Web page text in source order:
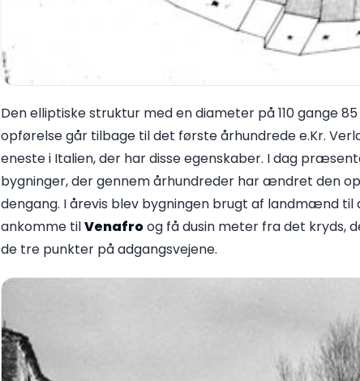
Den elliptiske struktur med en diameter på 110 gange
opførelse går tilbage til det første århundrede e.Kr.
eneste i Italien, der har disse egenskaber. I dag
bygninger, der gennem århundreder har ændret den
dengang. I årevis blev bygningen brugt af landmænd til
ankomme tilVenafroog få dusin meter fra det kryds,
de tre punkter på adgangsvejene.